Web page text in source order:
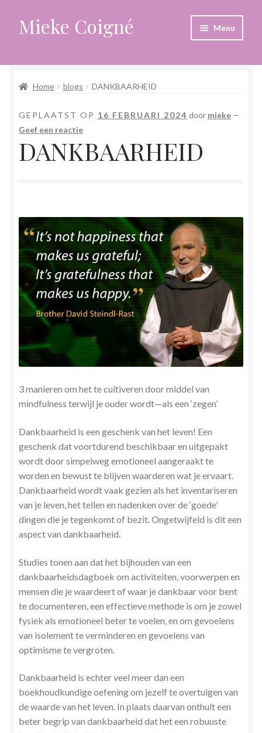
Ga
door
navigatie
Ga
naar
inhoud
Mieke Coigné Menu
Afrekenen
Algemene voorwaarden
Anders leven in een sterk veranderende tijd
Bewust omgaan met hoog gevoeligheid
Contact
Herinner wie je werkelijk bent
Magische helende verhalen ©Mieke
Mijn account
Mindfulness en Hartcoherentie
Nieuw boek ‘Pareltjes in de Oceaan.’ Meditatieve haiku’s
in woord en beeld
Priesteressen van Isis- Hal der Zuilen
Privacybeleid
Stress en Burn-out Coaching
Tarot
Transactionele Analyse
Verbinden en Transformeren met 17 Archeia en hun
Webshop
Wie ben ik
Home blogs DANKBAARHEID
GEPLAATST OP 16 FEBRUARI 2024 door mieke —
Geef een reactie
DANKBAARHEID
3 manieren om het te cultiveren door middel van
mindfulness terwijl je ouder wordt—als een ‘zegen’
Dankbaarheid is een geschenk van het leven! Een
geschenk dat voortdurend beschikbaar en uitgepakt
wordt door simpelweg emotioneel aangeraakt te
worden en bewust te blijven waarderen wat je ervaart.
Dankbaarheid wordt vaak gezien als het inventariseren
van je leven, het tellen en nadenken over de ‘goede’
dingen die je tegenkomt of bezit. Ongetwijfeld is dit een
aspect van dankbaarheid.
Studies tonen aan dat het bijhouden van een
dankbaarheidsdagboek om activiteiten, voorwerpen en
mensen die je waardeert of waar je dankbaar voor bent
te documenteren, een effectieve methode is om je zowel
fysiek als emotioneel beter te voelen, en om gevoelens
van isolement te verminderen en gevoelens van
optimisme te vergroten.
Dankbaarheid is echter veel meer dan een
boekhoudkundige oefening om jezelf te overtuigen van
de waarde van het leven. In plaats daarvan onthult een
beter begrip van dankbaarheid dat het een robuuste